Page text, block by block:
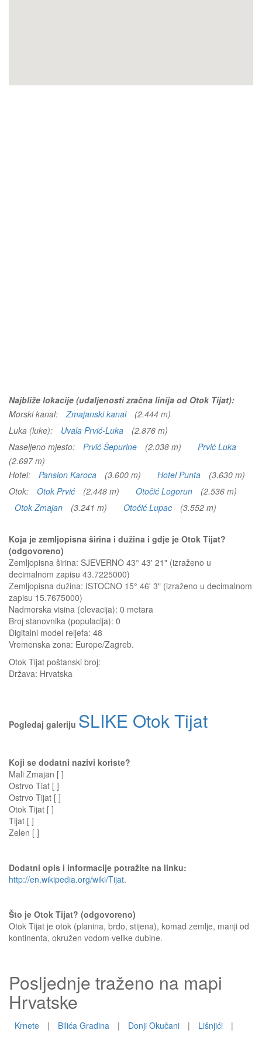
Najbliže lokacije (udaljenosti zračna linija od Otok Tijat):
Morski kanal:
Zmajanski kanal
(2.444 m)
Luka (luke):
Uvala Prvić-Luka
(2.876 m)
Naseljeno mjesto:
Prvić Šepurine (2.038 m)
Prvić Luka
(2.697 m)
Hotel:
Pansion Karoca (3.600 m) Hotel Punta
(3.630 m)
Otok:
Otok Prvić (2.448 m) Otočić Logorun
(2.536 m)
Otok Zmajan
(3.241 m) Otočić Lupac (3.552 m)
Koja je zemljopisna širina i dužina i gdje je Otok Tijat?
(odgovoreno)
Zemljopisna širina: SJEVERNO 43° 43' 21" (izraženo u
decimalnom zapisu 43.7225000)
Zemljopisna dužina: ISTOČNO 15° 46' 3" (izraženo u decimalnom
zapisu 15.7675000)
Nadmorska visina (elevacija): 0 metara
Broj stanovnika (populacija): 0
Digitalni model reljefa: 48
Vremenska zona: Europe/Zagreb.
Otok Tijat poštanski broj:
Država: Hrvatska
Pogledaj galeriju SLIKE Otok Tijat
Koji se dodatni nazivi koriste?
Mali Zmajan [ ]
Ostrvo Tiat [ ]
Ostrvo Tijat [ ]
Otok Tijat [ ]
Tijat [ ]
Zelen [ ]
Dodatni opis i informacije potražite na linku:
http://en.wikipedia.org/wiki/Tijat.
Što je Otok Tijat? (odgovoreno)
Otok Tijat je otok (planina, brdo, stijena), komad zemlje, manji od
kontinenta, okružen vodom velike dubine.
Posljednje traženo na mapi
Hrvatske
Krnete | Bilića Gradina | Donji Okučani | Lišnjići
|